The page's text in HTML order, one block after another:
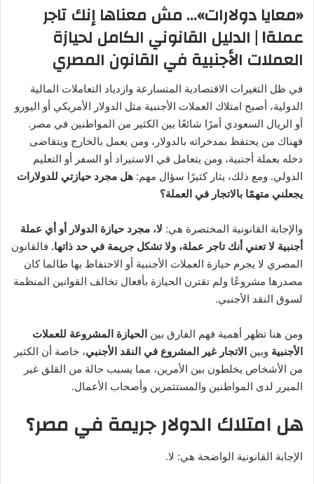
«معايا دولارات»… مش معناها إنك تاجر
عملة! | الدليل القانوني الكامل لحيازة
العملات الأجنبية في القانون المصري
في ظل التغيرات الاقتصادية المتسارعة وازدياد التعاملات المالية
الدولية، أصبح امتلاك العملات الأجنبية مثل الدولار الأمريكي أو اليورو
أو الريال السعودي أمرًا شائعًا بين الكثير من المواطنين في مصر.
فهناك من يحتفظ بمدخراته بالدولار، ومن يعمل بالخارج ويتقاضى
دخله بعملة أجنبية، ومن يتعامل في الاستيراد أو السفر أو التعليم
الدولي. ومع ذلك، يثار كثيرًا سؤال مهم: هل مجرد حيازتي للدولارات
يجعلني متهمًا بالاتجار في العملة؟
والإجابة القانونية المختصرة هي: لا، مجرد حيازة الدولار أو أي عملة
أجنبية لا تعني أنك تاجر عملة، ولا تشكل جريمة في حد ذاتها. فالقانون
المصري لا يجرم حيازة العملات الأجنبية أو الاحتفاظ بها طالما كان
مصدرها مشروعًا ولم تقترن الحيازة بأفعال تخالف القوانين المنظمة
لسوق النقد الأجنبي.
ومن هنا تظهر أهمية فهم الفارق بين الحيازة المشروعة للعملات
الأجنبية وبين الاتجار غير المشروع في النقد الأجنبي، خاصة أن الكثير
من الأشخاص يخلطون بين الأمرين، مما يسبب حالة من القلق غير
المبرر لدى المواطنين والمستثمرين وأصحاب الأعمال.
هل امتلاك الدولار جريمة في مصر؟
الإجابة القانونية الواضحة هي: لا.